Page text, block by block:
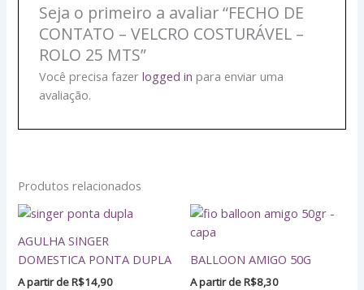
Seja o primeiro a avaliar “FECHO DE
CONTATO – VELCRO COSTURÁVEL –
ROLO 25 MTS”
Você precisa fazer logged in para enviar uma
avaliação.
Produtos relacionados
AGULHA SINGER
DOMESTICA PONTA DUPLA
A partir deR$14,90
Este
várias
BALLOON AMIGO 50G
A partir deR$8,30
Este
várias